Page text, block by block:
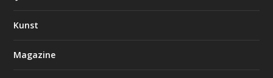
Kunst
Magazine